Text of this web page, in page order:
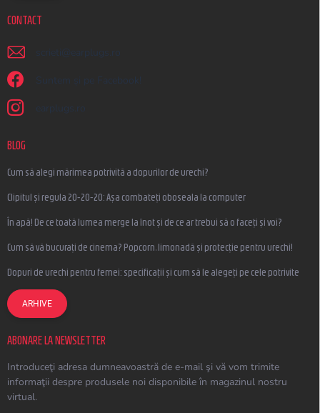
CONTACT
scrieti @ earplugs.ro
Suntem și pe Facebook!
earplugs.ro
BLOG
Cum să alegi mărimea potrivită a dopurilor de urechi?
Clipitul și regula 20-20-20: Așa combateți oboseala la computer
În apă! De ce toată lumea merge la înot și de ce ar trebui să o faceți și voi?
Cum să vă bucurați de cinema? Popcorn, limonadă și protecție pentru urechi!
Dopuri de urechi pentru femei: specificații și cum să le alegeți pe cele potrivite
ARHIVE
ABONARE LA NEWSLETTER
Introduceţi adresa dumneavoastră de e-mail şi vă vom trimite
informaţii despre produsele noi disponibile în magazinul nostru
virtual.